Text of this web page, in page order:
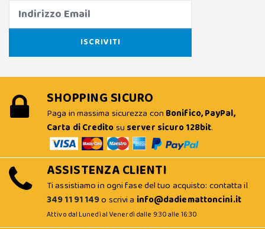
SHOPPING SICURO
Paga in massima sicurezza con Bonifico, PayPal,
Carta di Creditosu server sicuro 128bit.
ASSISTENZA CLIENTI
Ti assistiamo in ogni fase del tuo acquisto: contatta il
349 11 91 149o scrivi a info@dadiemattoncini.it
Attivo dal Lunedì al Venerdì dalle 9:30 alle 16:30